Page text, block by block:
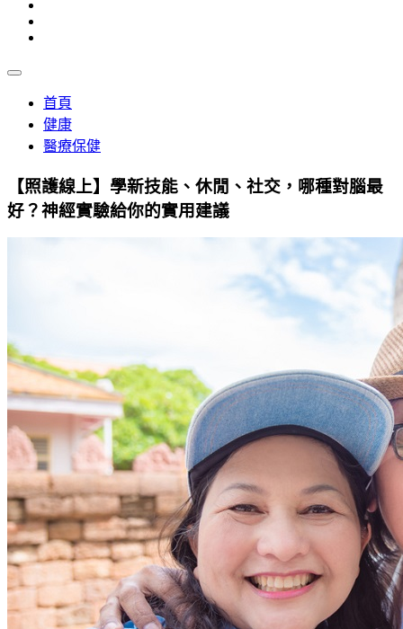
首頁
健康
醫療保健
【照護線上】學新技能、休閒、社交，哪種對腦最
好？神經實驗給你的實用建議